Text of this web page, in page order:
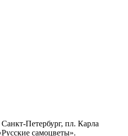
Петербург, пл. Карла
самоцветы».